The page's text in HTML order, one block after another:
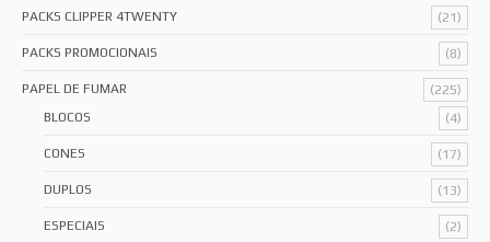
PACKS CLIPPER 4TWENTY (21)
PACKS PROMOCIONAIS (8)
PAPEL DE FUMAR
(225)
BLOCOS
(4)
CONES (17)
DUPLOS (13)
ESPECIAIS (2)